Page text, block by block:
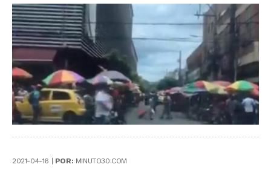
2021-04-16 | POR: MINUTO30.COM